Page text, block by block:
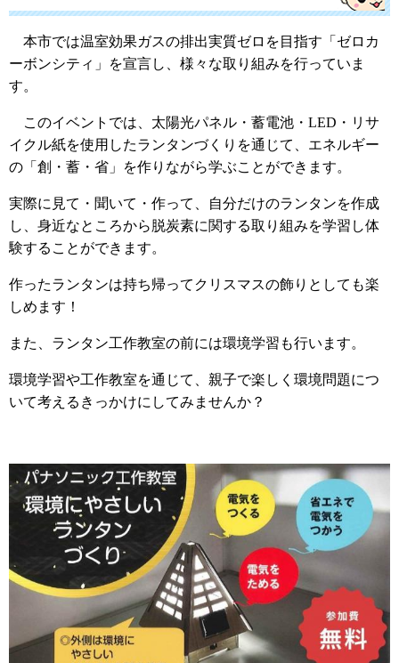
本市では温室効果ガスの排出実質ゼロを目指す「ゼロカ
ーボンシティ」を宣言し、様々な取り組みを行っていま
す。
このイベントでは、太陽光パネル・蓄電池・LED・リサ
イクル紙を使用したランタンづくりを通じて、エネルギー
の「創・蓄・省」を作りながら学ぶことができます。
実際に見て・聞いて・作って、自分だけのランタンを作成
し、身近なところから脱炭素に関する取り組みを学習し体
験することができます。
作ったランタンは持ち帰ってクリスマスの飾りとしても楽
しめます！
また、ランタン工作教室の前には環境学習も行います。
環境学習や工作教室を通じて、親子で楽しく環境問題につ
いて考えるきっかけにしてみませんか？